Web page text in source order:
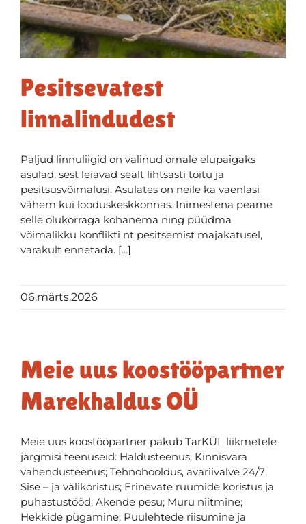
Pesitsevatest
linnalindudest
Paljud linnuliigid on valinud omale elupaigaks
asulad, sest leiavad sealt lihtsasti toitu ja
pesitsusvõimalusi. Asulates on neile ka vaenlasi
vähem kui looduskeskkonnas. Inimestena peame
selle olukorraga kohanema ning püüdma
võimalikku konflikti nt pesitsemist majakatusel,
varakult ennetada. [...]
06.märts.2026
Meie uus koostööpartner
Marekhaldus OÜ
Meie uus koostööpartner pakub TarKÜL liikmetele
järgmisi teenuseid: Haldusteenus; Kinnisvara
vahendusteenus; Tehnohooldus, avariivalve 24/7;
Sise – ja välikoristus; Erinevate ruumide koristus ja
puhastustööd; Akende pesu; Muru niitmine;
Hekkide pügamine; Puulehtede riisumine ja